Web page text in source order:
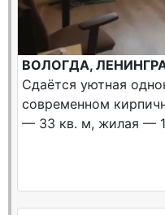
ВОЛОГДА,
Сдаётся уютная
современном
— 33 кв. м, жилая —